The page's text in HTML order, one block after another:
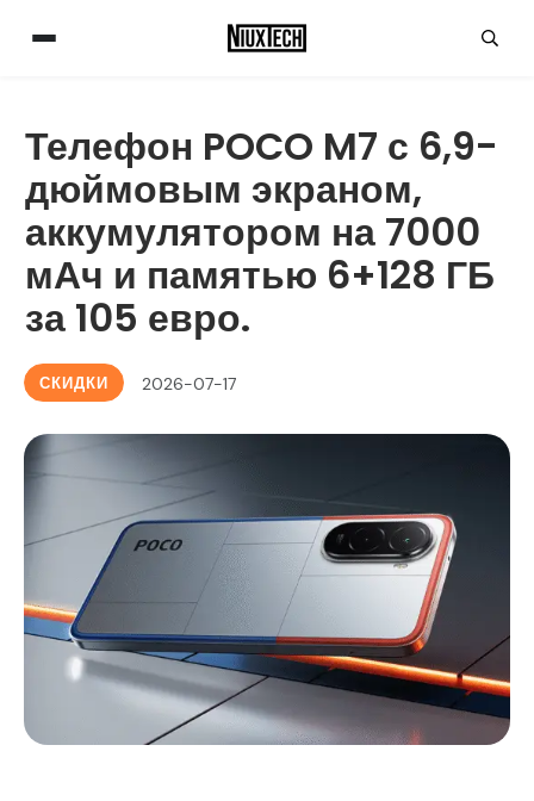
Телефон POCO M7 с 6,9-
дюймовым экраном,
аккумулятором на 7000
мАч и памятью 6+128 ГБ
за 105 евро.
СКИДКИ 2026-07-17